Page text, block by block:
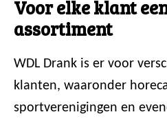
Voor elke klant
assortiment
WDL Drank is er voor
klanten, waaronder
sportverenigingen en